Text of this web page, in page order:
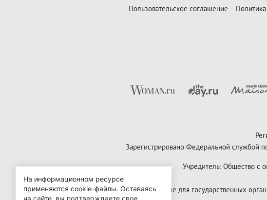
Пользовательское соглашение
Зарегистрировано Федеральной службой
Учредитель: Общество с
Контактные данные для государственных
На информационном ресурсе
применяются cookie-файлы. Оставаясь
на сайте, вы подтверждаете свое